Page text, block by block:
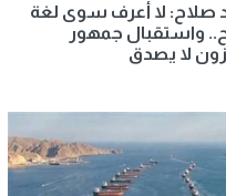
صلاح: لا أعرف سوى لغة
واستقبال جمهور
لا يصدق